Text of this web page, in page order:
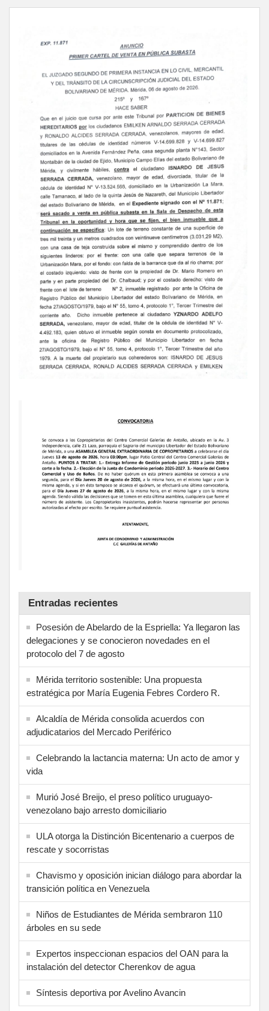
Entradas recientes
Posesión de Abelardo de la Espriella: Ya llegaron las
delegaciones y se conocieron novedades en el
protocolo del 7 de agosto
Mérida territorio sostenible: Una propuesta
estratégica por María Eugenia Febres Cordero R.
Alcaldía de Mérida consolida acuerdos con
adjudicatarios del Mercado Periférico
Celebrando la lactancia materna: Un acto de amor y
vida
Murió José Breijo, el preso político uruguayo-
venezolano bajo arresto domiciliario
ULA otorga la Distinción Bicentenario a cuerpos de
rescate y socorristas
Chavismo y oposición inician diálogo para abordar la
transición política en Venezuela
Niños de Estudiantes de Mérida sembraron 110
árboles en su sede
Expertos inspeccionan espacios del OAN para la
instalación del detector Cherenkov de agua
Síntesis deportiva por Avelino Avancin